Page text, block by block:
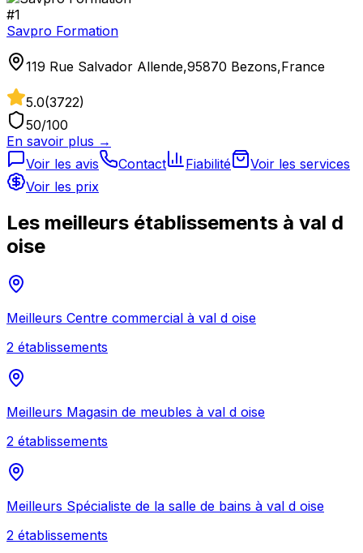
#1
Savpro Formation
119 Rue Salvador Allende,95870 Bezons,France
5.0(3722)
50/100
En savoir plus →
Voir les avis
Contact Fiabilité
Voir les services
Voir les prix
Les meilleurs établissements à val d
oise
Meilleurs Centre commercial à val d oise
2 établissements
Meilleurs Magasin de meubles à val d oise
2 établissements
Meilleurs Spécialiste de la salle de bains à val d oise
2 établissements